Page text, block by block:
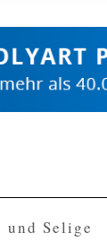
Selige